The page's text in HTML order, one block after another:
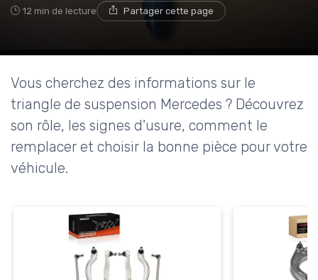
12 min de lecture Partager cette page
Vous cherchez des informations sur le
triangle de suspension Mercedes ? Découvrez
son rôle, les signes d'usure, comment le
remplacer et choisir la bonne pièce pour votre
véhicule.